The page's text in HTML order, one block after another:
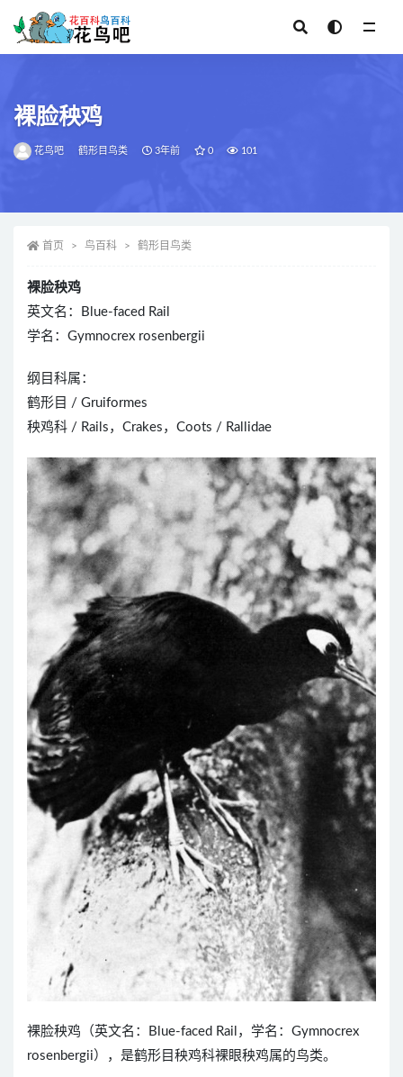
裸脸秧鸡
花鸟吧 鹤形目鸟类 3年前 0 101
首页 鸟百科 鹤形目鸟类
裸脸秧鸡
英文名：Blue-faced Rail
学名：Gymnocrex rosenbergii
纲目科属：
鹤形目 / Gruiformes
秧鸡科 / Rails，Crakes，Coots / Rallidae
裸脸秧鸡（英文名：Blue-faced Rail，学名：Gymnocrex
rosenbergii），是鹤形目秧鸡科裸眼秧鸡属的鸟类。